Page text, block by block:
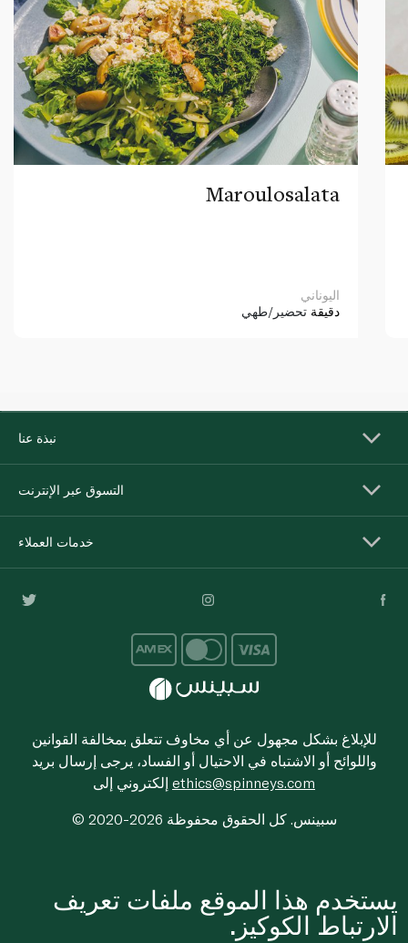
Maroulosalata
اليوناني
دقيقة تحضير/طهي
نبذة عنا
التسوق عبر الإنترنت
خدمات العملاء
للإبلاغ بشكل مجهول عن أي مخاوف تتعلق بمخالفة القوانين
واللوائح أو الاشتباه في الاحتيال أو الفساد، يرجى إرسال بريد
ethics@spinneys.com
© 2020-2026 سبينس. كل الحقوق محفوظة
يستخدم هذا الموقع ملفات تعريف
الارتباط الكوكيز.